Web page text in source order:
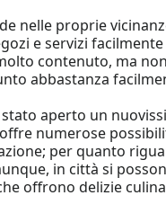
nelle proprie
e servizi
contenuto, ma
abbastanza
aperto un
numerose
per quanto
in città si
offrono delizie